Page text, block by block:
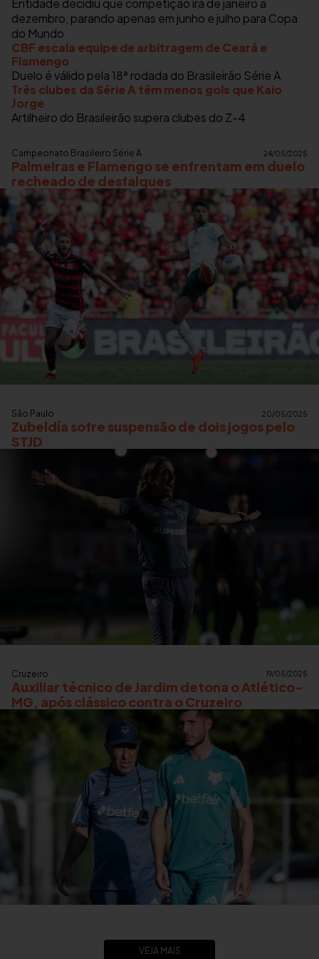
Entidade decidiu que competição irá de janeiro a
dezembro, parando apenas em junho e julho para Copa
do Mundo
CBF escala equipe de arbitragem de Ceará e
Flamengo
Duelo é válido pela 18ª rodada do Brasileirão Série A
Três clubes da Série A têm menos gols que Kaio
Jorge
Artilheiro do Brasileirão supera clubes do Z-4
Campeonato Brasileiro Série A 24/05/2025
Palmeiras e Flamengo se enfrentam em duelo
recheado de desfalques
São Paulo 20/05/2025
Zubeldía sofre suspensão de dois jogos pelo
STJD
Cruzeiro 19/05/2025
Auxiliar técnico de Jardim detona o Atlético-
MG, após clássico contra o Cruzeiro
VEJA MAIS